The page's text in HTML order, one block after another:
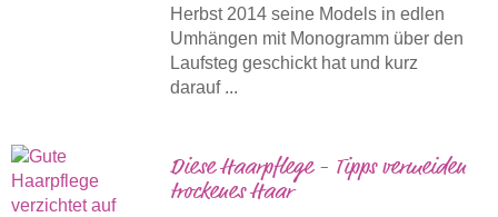
Herbst 2014 seine Models in edlen
Umhängen mit Monogramm über den
Laufsteg geschickt hat und kurz
darauf ...
Diese Haarpflege - Tipps vermeiden
trockenes Haar